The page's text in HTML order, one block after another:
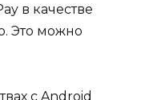
в качестве
Это можно
с Android